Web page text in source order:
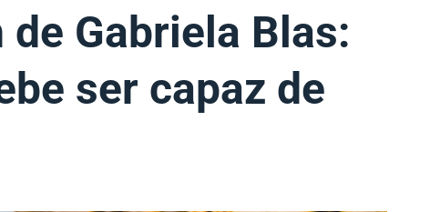
Gabriela Blas:
ser capaz de